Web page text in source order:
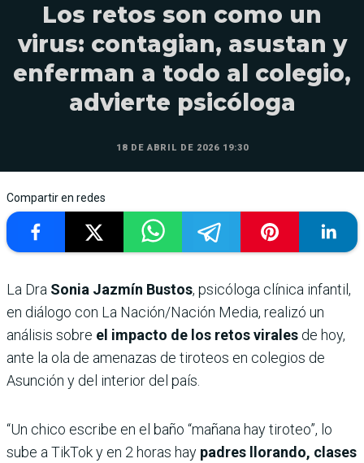
Los retos son como un
virus: contagian, asustan y
enferman a todo al colegio,
advierte psicóloga
18 DE ABRIL DE 2026 19:30
Compartir en redes
La Dra Sonia Jazmín Bustos, psicóloga clínica infantil,
en diálogo con La Nación/Nación Media, realizó un
análisis sobre el impacto de los retos virales de hoy,
ante la ola de amenazas de tiroteos en colegios de
Asunción y del interior del país.
“Un chico escribe en el baño “mañana hay tiroteo”, lo
sube a TikTok y en 2 horas hay padres llorando, clases